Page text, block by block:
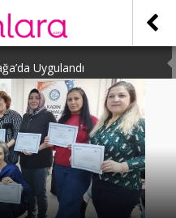
Uygulandı
Büyüledi
Öncü ve Güçlü”
Etkinliği